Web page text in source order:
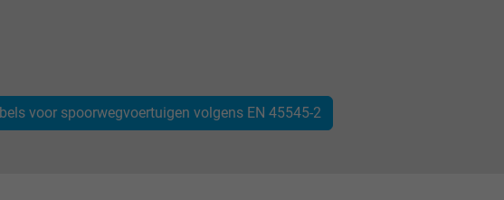
_ga_XKZTZRJBX7, Google Analytics
voor spoorwegvoertuigen volgens EN 45545-2